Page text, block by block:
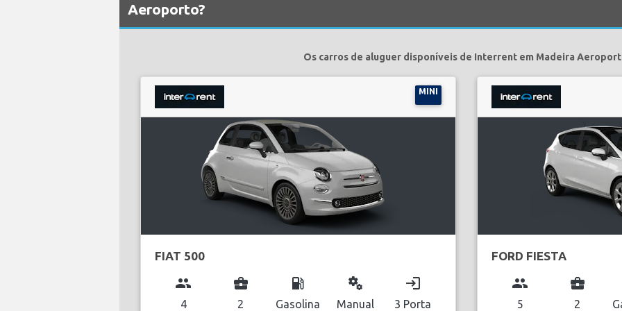
Aeroporto?
Os carros de aluguer disponíveis de Interrent em Madeira
MINI
FIAT 500
group
4
business_center
2
local_gas_station
Gasolina
miscellaneous_services
Manual
login
3 Porta
FORD FIESTA
group
5
business_center
2